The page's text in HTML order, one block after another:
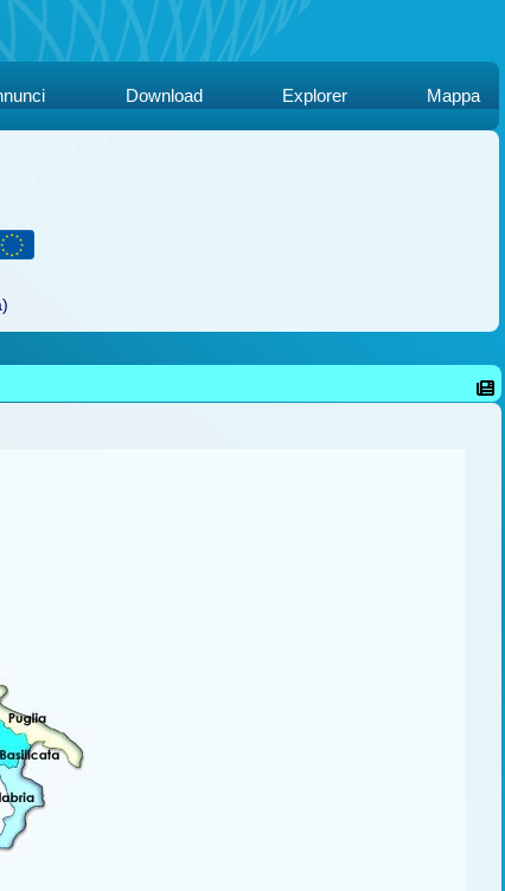
Download Explorer Mappa